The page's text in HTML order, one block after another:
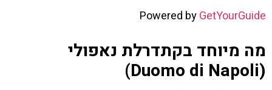
Powered byGetYourGuide
מה מיוחד בקתדרלת נאפולי
(Duomo di Napoli)